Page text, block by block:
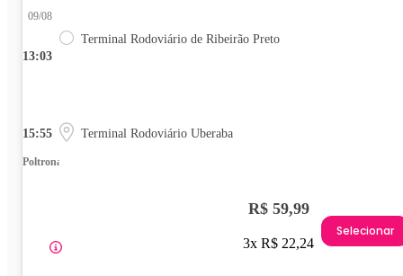
13:03
09/08
Terminal Rodoviário de Ribeirão Preto
15:55 Terminal Rodoviário Uberaba
Poltrona
R$ 59,99
3x R$ 22,24
Selecionar